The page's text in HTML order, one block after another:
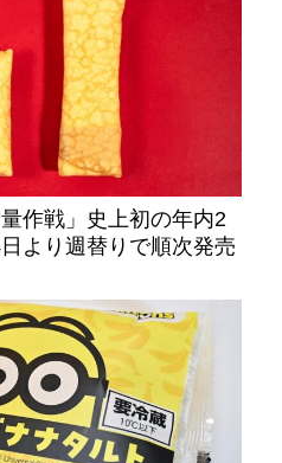
作戦」史上初の年内2
より週替りで順次発売